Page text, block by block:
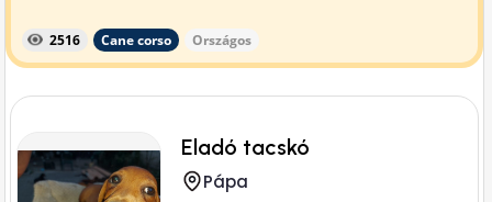
2516 Cane corso Országos
Eladó tacskó
Pápa